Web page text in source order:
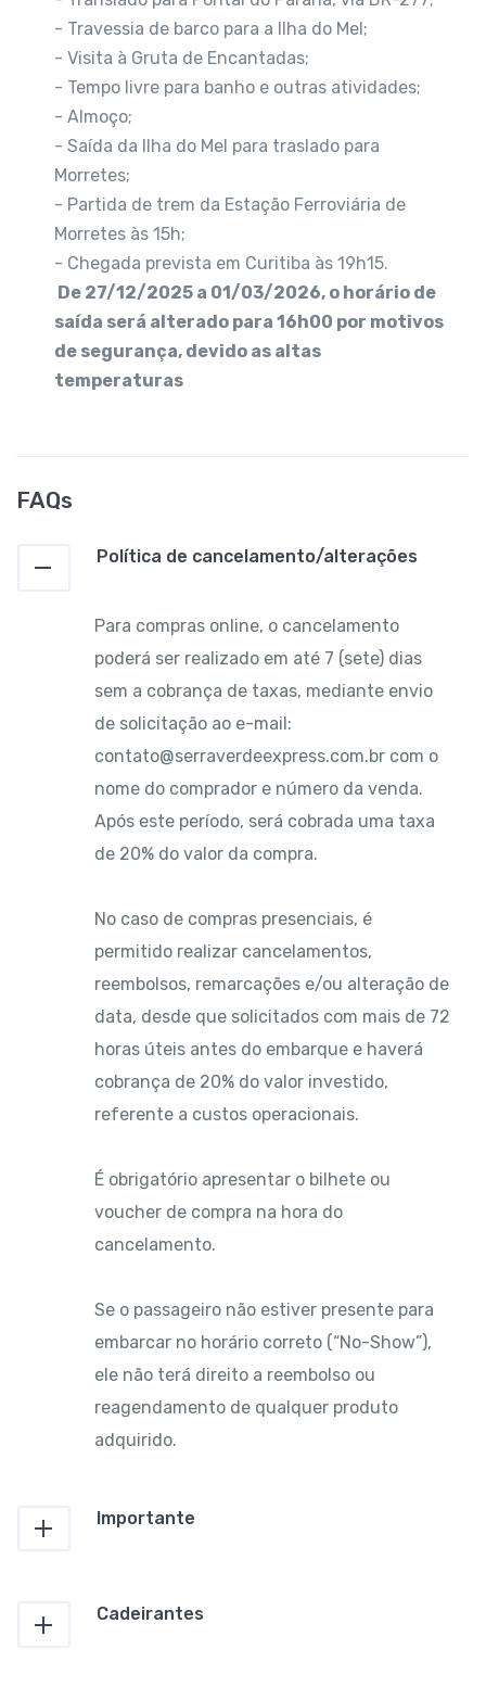
- Travessia de barco para a Ilha do Mel;
- Visita à Gruta de Encantadas;
- Tempo livre para banho e outras atividades;
- Almoço;
- Saída da Ilha do Mel para traslado para
Morretes;
- Partida de trem da Estação Ferroviária de
Morretes às 15h;
- Chegada prevista em Curitiba às 19h15.
De 27/12/2025 a 01/03/2026, o horário de
saída será alterado para 16h00 por motivos
de segurança, devido as altas
temperaturas
FAQs
Política de cancelamento/alterações
Para compras online, o cancelamento
poderá ser realizado em até 7 (sete) dias
sem a cobrança de taxas, mediante envio
de solicitação ao e-mail:
contato@serraverdeexpress.com.br com o
nome do comprador e número da venda.
Após este período, será cobrada uma taxa
de 20% do valor da compra.
No caso de compras presenciais, é
permitido realizar cancelamentos,
reembolsos, remarcações e/ou alteração de
data, desde que solicitados com mais de 72
horas úteis antes do embarque e haverá
cobrança de 20% do valor investido,
referente a custos operacionais.
É obrigatório apresentar o bilhete ou
voucher de compra na hora do
cancelamento.
Se o passageiro não estiver presente para
embarcar no horário correto (“No-Show”),
ele não terá direito a reembolso ou
reagendamento de qualquer produto
adquirido.
Importante
Cadeirantes